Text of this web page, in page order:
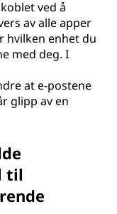
ved å
av alle apper
hvilken enhet du
med deg. I
at e-postene
glipp av en
til